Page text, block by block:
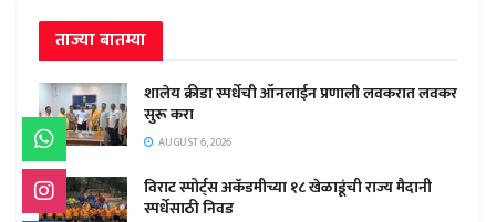
ताज्या बातम्या
शालेय क्रीडा स्पर्धेची ऑनलाईन प्रणाली लवकरात लवकर
सुरू करा
AUGUST 6, 2026
विराट स्पोर्ट्स अकॅडमीच्या १८ खेळाडूंची राज्य मैदानी
स्पर्धेसाठी निवड